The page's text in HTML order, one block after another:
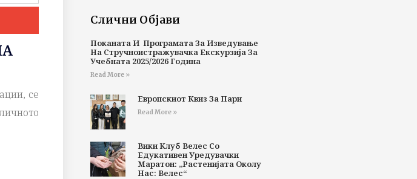
се
Слични Објави
Поканата И Програмата За Изведување
На Стручноистражувачка Екскурзија За
Учебната 2025/2026 Година
Read More »
Европскиот Квиз За Пари
Read More »
Вики Клуб Велес Со
Едукативен Уредувачки
Маратон: „Растенијата Околу
Нас: Велес“